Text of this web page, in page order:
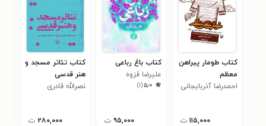
کتاب طومار پیراهن
معظم
احمدرضا آذربایجانی
۱۱۵,۰۰۰ ت
کتاب باغ رباعی
علیرضا قزوه
۵٫۰(۱)
۹۵,۰۰۰ ت
کتاب تئاتر مسجد و
هنر قدسی
نصرالله قادری
۲۸۰,۰۰۰ ت